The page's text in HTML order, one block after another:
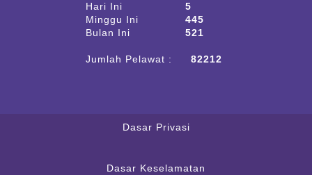
Hari Ini
5
Minggu Ini
445
Bulan Ini
521
Jumlah Pelawat : 82212
Dasar Privasi
Dasar Keselamatan